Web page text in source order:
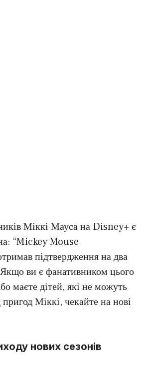
Міккі Мауса на Disney+ є
“Mickey Mouse
підтвердження на два
ви є фанативником цього
маєте дітей, які не можуть
пригод Міккі, чекайте на нові
нових сезонів